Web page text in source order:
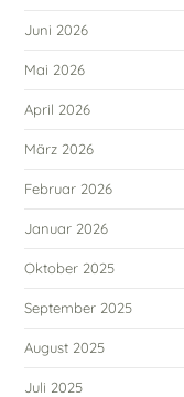
Juni 2026
Mai 2026
April 2026
März 2026
Februar 2026
Januar 2026
Oktober 2025
September 2025
August 2025
Juli 2025